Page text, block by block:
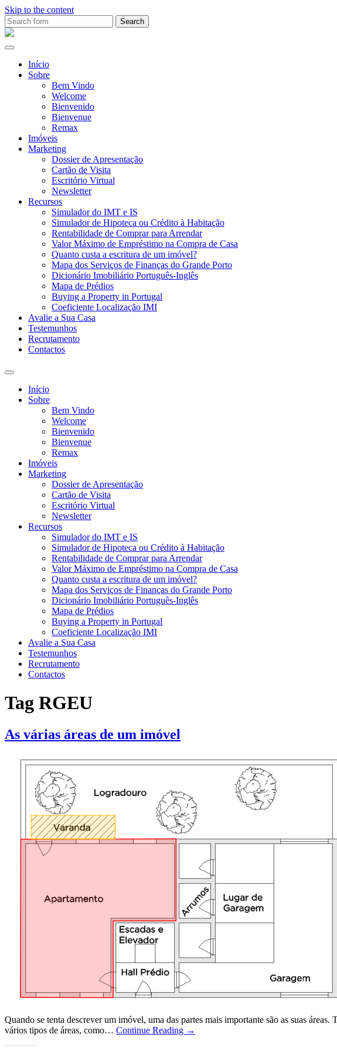
Skip to the content
Search
for:Ana
Início
Sobre
Bem Vindo
Welcome
Bienvenido
Bienvenue
Remax
Imóveis
Marketing
Dossier de Apresentação
Cartão de Visita
Escritório Virtual
Newsletter
Recursos
Simulador do IMT e IS
Simulador de Hipoteca ou Crédito à Habitação
Rentabilidade de Comprar para Arrendar
Valor Máximo de Empréstimo na Compra de Casa
Quanto custa a escritura de um imóvel?
Mapa dos Serviços de Finanças do Grande Porto
Dicionário Imobiliário Português-Inglês
Mapa de Prédios
Buying a Property in Portugal
Coeficiente Localização IMI
Avalie a Sua Casa
Testemunhos
Recrutamento
Contactos
Toggle
search
field
Início
Sobre
Bem Vindo
Welcome
Bienvenido
Bienvenue
Remax
Imóveis
Marketing
Dossier de Apresentação
Cartão de Visita
Escritório Virtual
Newsletter
Recursos
Simulador do IMT e IS
Simulador de Hipoteca ou Crédito à Habitação
Rentabilidade de Comprar para Arrendar
Valor Máximo de Empréstimo na Compra de Casa
Quanto custa a escritura de um imóvel?
Mapa dos Serviços de Finanças do Grande Porto
Dicionário Imobiliário Português-Inglês
Mapa de Prédios
Buying a Property in Portugal
Coeficiente Localização IMI
Avalie a Sua Casa
Testemunhos
Recrutamento
Contactos
Tag RGEU
As várias áreas de um imóvel
Quando se tenta descrever um imóvel, uma das partes mais importante são as suas
vários tipos de áreas, como… Continue Reading →